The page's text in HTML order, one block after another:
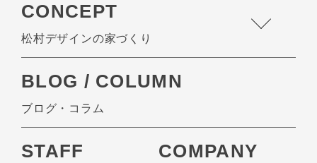
CONCEPT
松村デザインの家づくり
BLOG / COLUMN
ブログ・コラム
STAFF COMPANY